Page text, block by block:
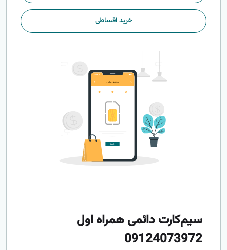
خرید اقساطی
سیم‌کارت دائمی همراه اول
09124073972